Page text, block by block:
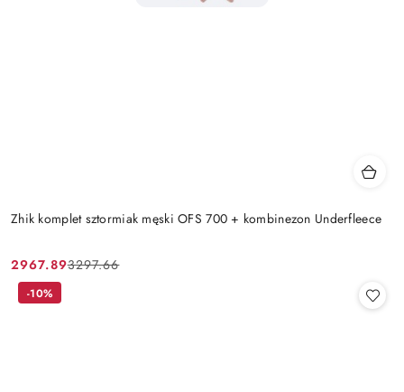
Zhik komplet sztormiak męski OFS 700 + kombinezon Underfleece
Cena
promocyjna:
2967.89
Cena
przed
3297.66
-10%